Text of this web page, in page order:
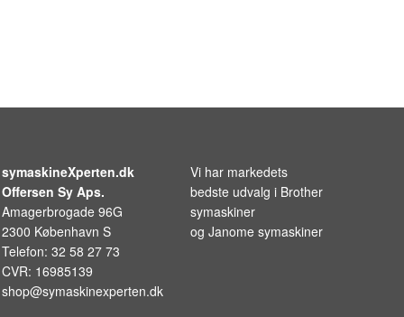
symaskineXperten.dk
Offersen Sy Aps.
Amagerbrogade 96G
2300 København S
Telefon: 32 58 27 73
CVR: 16985139
shop@symaskinexperten.dk
Vi har markedets
bedste udvalg i Brother
symaskiner
og Janome symaskiner